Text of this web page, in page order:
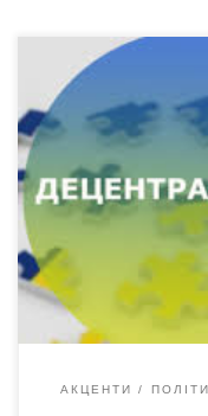
Здавалося б, чого ще
Україні? До якого
з обласного центру.
якого майорить у
називають «міні-
виявилося, що…
АКЦЕНТИ